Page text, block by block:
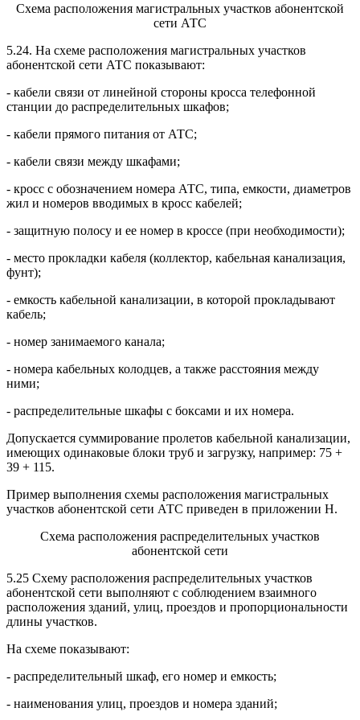
Схема расположения магистральных участков абонентской
сети АТС
5.24. На схеме расположения магистральных участков
абонентской сети АТС показывают:
- кабели связи от линейной стороны кросса телефонной
станции до распределительных шкафов;
- кабели прямого питания от АТС;
- кабели связи между шкафами;
- кросс с обозначением номера АТС, типа, емкости, диаметров
жил и номеров вводимых в кросс кабелей;
- защитную полосу и ее номер в кроссе (при необходимости);
- место прокладки кабеля (коллектор, кабельная канализация,
фунт);
- емкость кабельной канализации, в которой прокладывают
кабель;
- номер занимаемого канала;
- номера кабельных колодцев, а также расстояния между
ними;
- распределительные шкафы с боксами и их номера.
Допускается суммирование пролетов кабельной канализации,
имеющих одинаковые блоки труб и загрузку, например: 75 +
39 + 115.
Пример выполнения схемы расположения магистральных
участков абонентской сети АТС приведен в приложении Н.
Схема расположения распределительных участков
абонентской сети
5.25 Схему расположения распределительных участков
абонентской сети выполняют с соблюдением взаимного
расположения зданий, улиц, проездов и пропорциональности
длины участков.
На схеме показывают:
- распределительный шкаф, его номер и емкость;
- наименования улиц, проездов и номера зданий;